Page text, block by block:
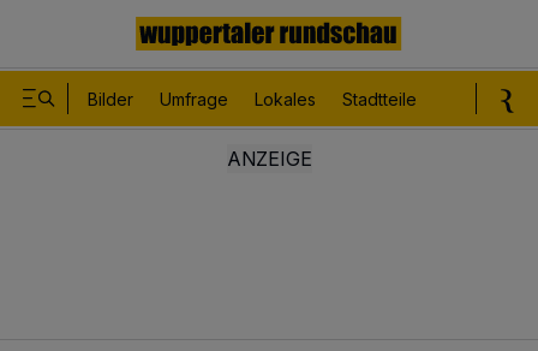
Bilder Umfrage Lokales Stadtteile